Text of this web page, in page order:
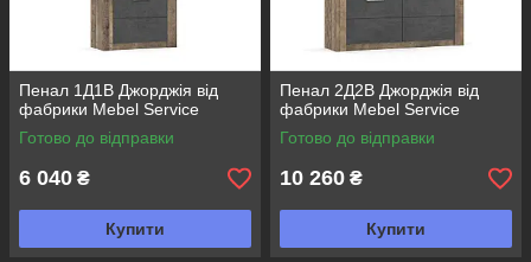
Пенал 1Д1В Джорджія від
фабрики Mebel Service
Готово до відправки
6 040 ₴
Купити
Пенал 2Д2В Джорджія від
фабрики Mebel Service
Готово до відправки
10 260 ₴
Купити